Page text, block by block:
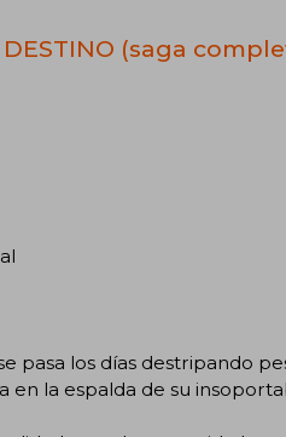
(saga
pasa los días destripando
en la espalda de su